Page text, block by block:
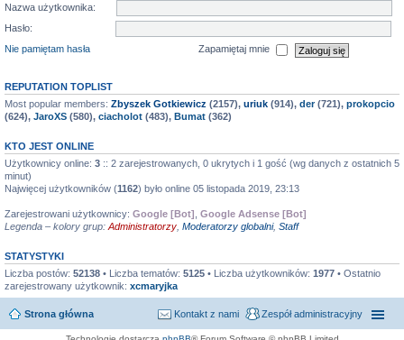
Nazwa użytkownika:
Hasło:
Nie pamiętam hasła
Zapamiętaj mnie
REPUTATION TOPLIST
Most popular members: Zbyszek Gotkiewicz (2157), uriuk (914), der(721), prokopcio
(624), JaroXS (580), ciacholot (483), Bumat (362)
KTO JEST ONLINE
Użytkownicy online: 3 :: 2 zarejestrowanych, 0 ukrytych i 1 gość (wg danych z ostatnich 5
minut)
Najwięcej użytkowników (1162) było online 05 listopada 2019, 23:13
Zarejestrowani użytkownicy: Google [Bot] Google Adsense [Bot]
Legenda – kolory grup: Administratorzy Moderatorzy globalni, Staff
STATYSTYKI
Liczba postów: 52138 • Liczba tematów: 5125 • Liczba użytkowników: 1977 • Ostatnio
zarejestrowany użytkownik: xcmaryjka
Strona główna Zespół administracyjny
Kontakt z nami